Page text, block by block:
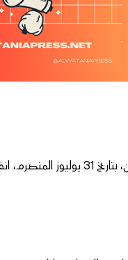
وكان الاتحاد الإيفواري لكرة